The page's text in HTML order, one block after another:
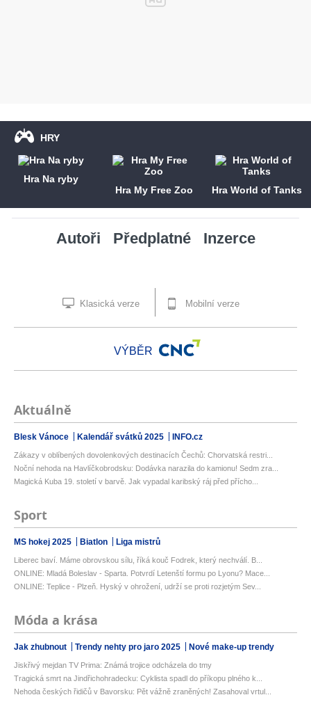
HRY
Hra Na ryby
Hra My Free Zoo
Hra World of Tanks
Autoři Předplatné Inzerce
Klasická verze Mobilní verze
VÝBĚR
Aktuálně
Blesk Vánoce Kalendář svátků 2025 INFO.cz
Zákazy v oblíbených dovolenkových destinacích Čechů: Chorvatská restri...
Noční nehoda na Havlíčkobrodsku: Dodávka narazila do kamionu! Sedm zra...
Magická Kuba 19. století v barvě. Jak vypadal karibský ráj před přícho...
Sport
MS hokej 2025 Biatlon Liga mistrů
Liberec baví. Máme obrovskou sílu, říká kouč Fodrek, který nechválí. B...
ONLINE: Mladá Boleslav - Sparta. Potvrdí Letenští formu po Lyonu? Mace...
ONLINE: Teplice - Plzeň. Hyský v ohrožení, udrží se proti rozjetým Sev...
Móda a krása
Jak zhubnout Trendy nehty pro jaro 2025 Nové make-up trendy
Jiskřivý mejdan TV Prima: Známá trojice odcházela do tmy
Tragická smrt na Jindřichohradecku: Cyklista spadl do příkopu plného k...
Nehoda českých řidičů v Bavorsku: Pět vážně zraněných! Zasahoval vrtul...